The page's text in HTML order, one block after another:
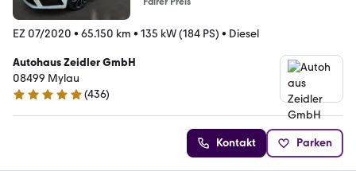
EZ 07/2020 • 65.150 km • 135 kW (184 PS) • Diesel
Autohaus Zeidler GmbH
08499 Mylau
5 Sterne
(436)
Kontakt Parken